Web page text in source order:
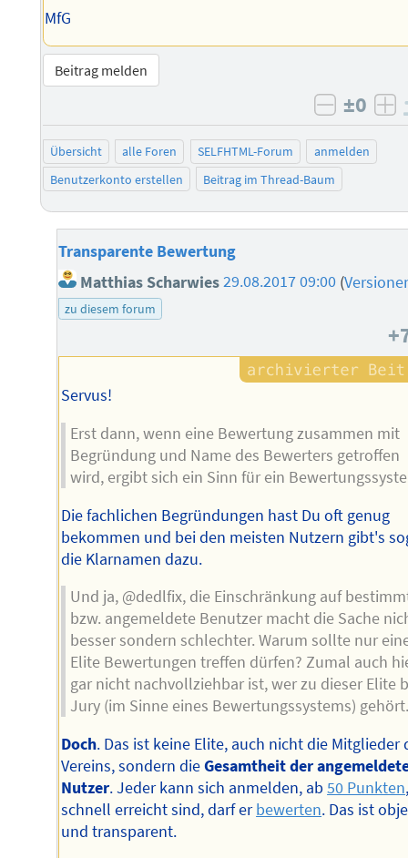
MfG
Beitrag melden
negativ
±0
Übersicht alle Foren SELFHTML-Forum
anmelden
Benutzerkonto erstellen
Beitrag im Thread-Baum
Transparente Bewertung
Matthias Scharwies29.08.2017 09:00 (
zu diesem forum
Servus!
Erst dann, wenn eine Bewertung zusammen mit
Begründung und Name des Bewerters getroffen
wird, ergibt sich ein Sinn für ein
Die fachlichen Begründungen hast Du oft genug
bekommen und bei den meisten Nutzern gibt's
die Klarnamen dazu.
Und ja, @dedlfix, die Einschränkung auf
bzw. angemeldete Benutzer macht die Sache
besser sondern schlechter. Warum sollte nur
Elite Bewertungen treffen dürfen? Zumal auch
gar nicht nachvollziehbar ist, wer zu dieser Elite
Jury (im Sinne eines Bewertungssystems) gehört.
Doch. Das ist keine Elite, auch nicht die Mitglieder
Vereins, sondern dieGesamtheit der
Nutzer. Jeder kann sich anmelden, ab50 Punkten
schnell erreicht sind, darf erbewerten. Das ist
und transparent.